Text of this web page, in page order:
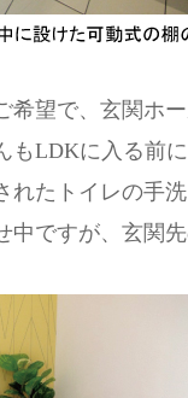
希望で、玄関ホ
もLDKに入る前
れたトイレの手
中ですが、玄関